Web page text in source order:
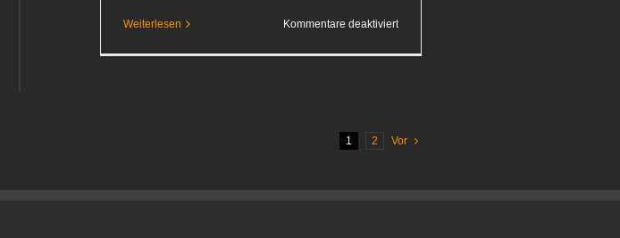
Weiterlesen Kommentare deaktiviertfür
1 2 Vor